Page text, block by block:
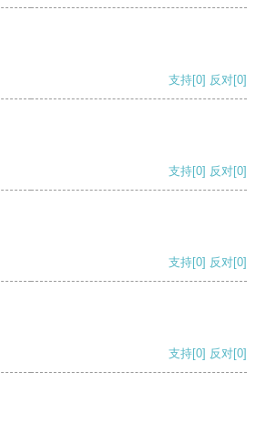
支持[0] 反对[0]
支持[0] 反对[0]
支持[0] 反对[0]
支持[0] 反对[0]